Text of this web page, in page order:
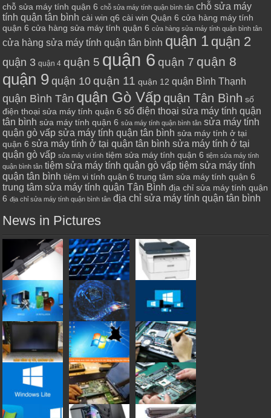
chỗ sửa máy tính quận 6 chỗ sửa máy tính quận bình tân chỗ sửa máy
tính quận tân bình cài win q6 cài win Quận 6 cửa hàng máy tính
quận 6 cửa hàng sửa máy tính quận 6 cửa hàng sửa máy tính quận bình tân
cửa hàng sửa máy tính quận tân bình quận 1 quận 2
quận 3 quận 4 quận 5 quận 6 quận 7 quận 8
quận 9 quận 10 quận 11 quận 12 quận Bình Thạnh
quận Bình Tân quận Gò Vấp quận Tân Bình số
điện thoại sửa máy tính quận 6 số điện thoại sửa máy tính quận
tân bình sửa máy tính quận 6 sửa máy tính quận bình tân sửa máy tính
quận gò vấp sửa máy tính quận tân bình sửa máy tính ở tại
quận 6 sửa máy tính ở tại quận tân bình sửa máy tính ở tại
quận gò vấp sửa máy vi tính tiệm sửa máy tính quận 6 tiệm sửa máy tính
quận bình tân tiệm sửa máy tính quận gò vấp tiệm sửa máy tính
quận tân bình tiệm vi tính quận 6 trung tâm sửa máy tính quận 6
trung tâm sửa máy tính quận Tân Bình địa chỉ sửa máy tính quận
6 địa chỉ sửa máy tính quận bình tân địa chỉ sửa máy tính quận tân bình
News in Pictures